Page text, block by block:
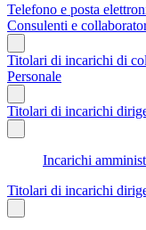
Telefono e posta
Consulenti e
Titolari di incarichi di
Personale
Titolari di incarichi
Incarichi
Titolari di incarichi